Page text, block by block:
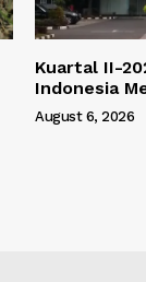
Kuartal II-
Indonesia
August 6, 2026